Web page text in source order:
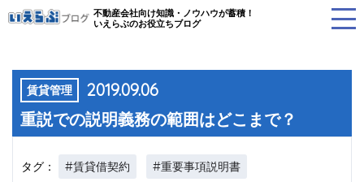
不動産会社向け知識・ノウハウが蓄積！
いえらぶのお役立ちブログ
賃貸管理 2019.09.06
重説での説明義務の範囲はどこまで？
タグ： #賃貸借契約 #重要事項説明書